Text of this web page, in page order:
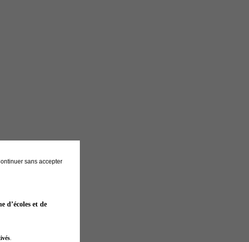
sans accepter
d’écoles et de
.